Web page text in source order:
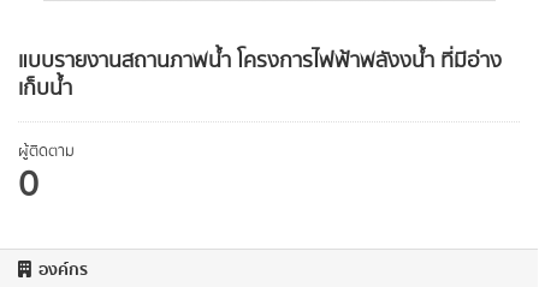
แบบรายงานสถานภาพน้ำ โครงการไฟฟ้าพลังงน้ำ ที่มีอ่าง
เก็บน้ำ
ผู้ติดตาม
0
องค์กร